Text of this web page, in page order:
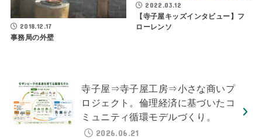
2018.12.17
事務局の外壁
2022.03.12
【寺子屋キッズインタビュー】フ
ローレンソ
寺子屋⇒寺子屋工房⇒小さな商いプ
ロジェクト。倫理経済に基づいたコ
ミュニティ循環モデルづくり。
2026.06.21